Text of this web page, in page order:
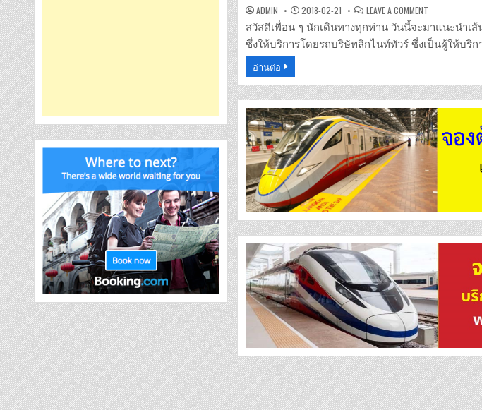
ADMIN 2018-02-21 LEAVE A COMMENTON
ไนท์
ทัวร์
กรุงเทพ-
พังงา
สวัสดีเพื่อน ๆ นักเดินทางทุกท่าน วันนี้จะมาแนะนำเ
ซึ่งให้บริการโดยรถบริษัทลิกไนท์ทัวร์ ซึ่งเป็นผู้ให้บริ
อ่านต่อ